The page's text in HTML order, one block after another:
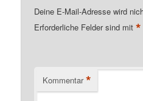
Deine E-Mail-Adresse wird
Erforderliche Felder sind mit*
Kommentar *